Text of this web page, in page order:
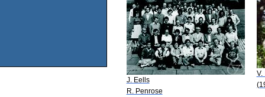
J. Eells
R. Penrose
V.